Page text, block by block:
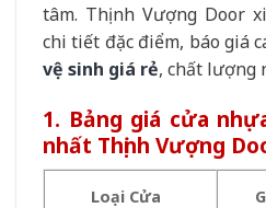
tâm. Thịnh Vượng Door
chi tiết đặc điểm, báo giá
vệ sinh giá rẻ, chất lượng
1. Bảng giá cửa
nhất Thịnh Vượng
Loại Cửa